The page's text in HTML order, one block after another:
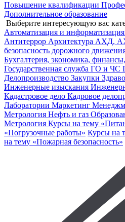
Повышение квалификации
Дополнительное образование
Выберите интересующую вас
Автоматизация и информатизация
Антитеррор Архитектура АХД,
безопасность дорожного
Бухгалтерия, экономика,
Государственная служба ГО и ЧС
Делопроизводство Закупки
Инженерные изыскания
Кадастровое дело Кадровое
Лаборатории Маркетинг
Метрология Нефть и газ
Метрология Курсы на тему
«Погрузочные работы» Курсы на
на тему «Пожарная безопасность»